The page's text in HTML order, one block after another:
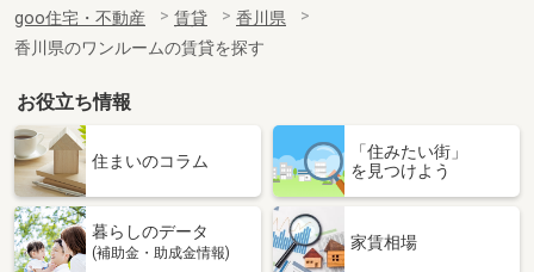
専有面積
19.87m²
間取り
1K
香川県高松市伏石町
価 格
4.20万円
香川県高松市伏石町
専有面積 47.04m²
間取り
goo住宅・不動産 賃貸
香川県
香川県のワンルームの賃貸を探す
お役立ち情報
住まいのコラム
「住みたい街」
を見つけよう
暮らしのデータ
(補助金・助成金情報)
家賃相場